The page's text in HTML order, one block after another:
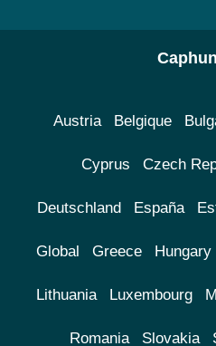
Austria Belgique
Cyprus Czech
Deutschland España
Global Greece Hungary
Lithuania Luxembourg
Romania Slovakia